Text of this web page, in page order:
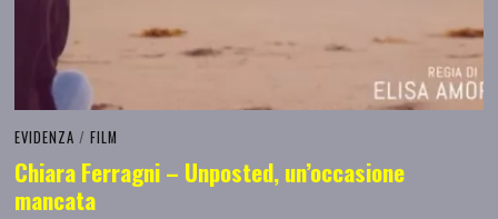
EVIDENZA / FILM
Chiara Ferragni – Unposted, un’occasione
mancata